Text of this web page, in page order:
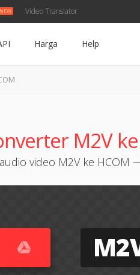
Video Translator
Harga Help
M2V
video M2V ke HCOM